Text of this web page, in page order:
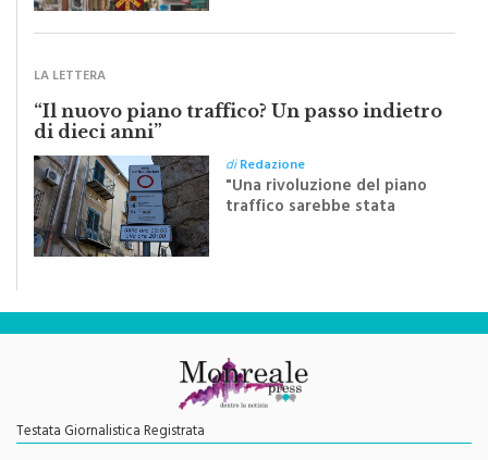
Festa del Santissimo
LA LETTERA
“Il nuovo piano traffico? Un passo indietro
di dieci anni”
diRedazione
"Una rivoluzione del piano
traffico sarebbe stata
Testata Giornalistica Registrata